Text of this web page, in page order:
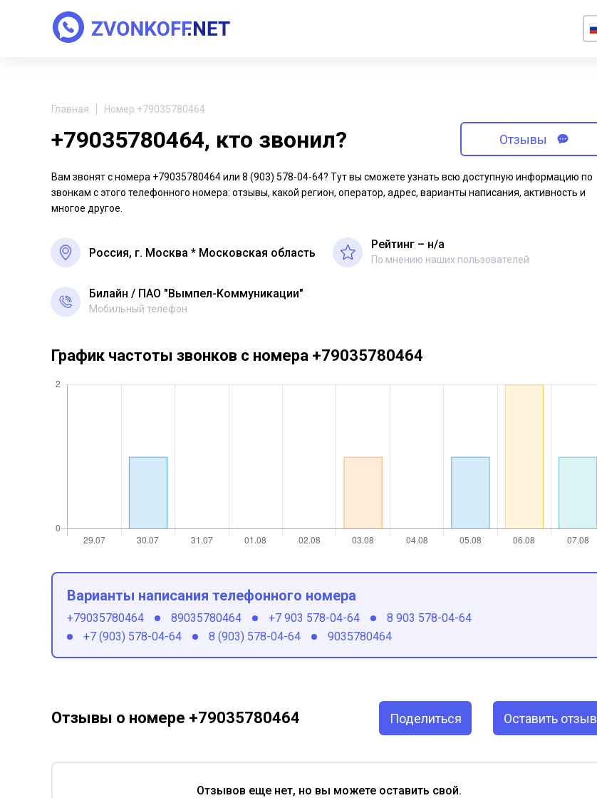
Главная Номер +79035780464
+79035780464, кто звонил? Отзывы
Вам звонят с номера +79035780464 или 8 (903) 578-04-64? Тут вы сможете узнать всю доступную информацию по
звонкам с этого телефонного номера: отзывы, какой регион, оператор, адрес, варианты написания, активность и
многое другое.
Россия, г. Москва * Московская область
Рейтинг – н/a
По мнению наших пользователей
Билайн ПАО "Вымпел-Коммуникации"
Мобильный телефон
График частоты звонков с номера +79035780464
Варианты написания телефонного номера
+79035780464 89035780464 +7 903 578-04-64
8 903 578-04-64
+7 (903) 578-04-64
8 (903) 578-04-64 9035780464
Отзывы о номере +79035780464 Поделиться Оставить отзыв
Отзывов еще нет, но вы можете оставить свой.